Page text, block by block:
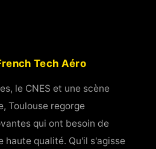
Tech Aéro
le CNES et une scène
Toulouse regorge
qui ont besoin de
haute qualité. Qu'il s'agisse